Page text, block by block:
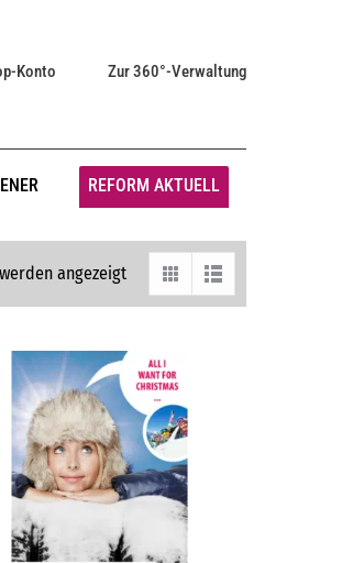
Konto Zur 360°-Verwaltung
REFORM AKTUELL
angezeigt